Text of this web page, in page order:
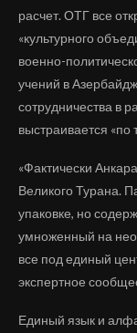
расчет. ОТГ все
«культурного
военно-
учений в
сотрудничества в
выстраивается
«Фактически
Великого Турана.
упаковке, но
умноженный на
все под единый
экспертное
Единый язык и